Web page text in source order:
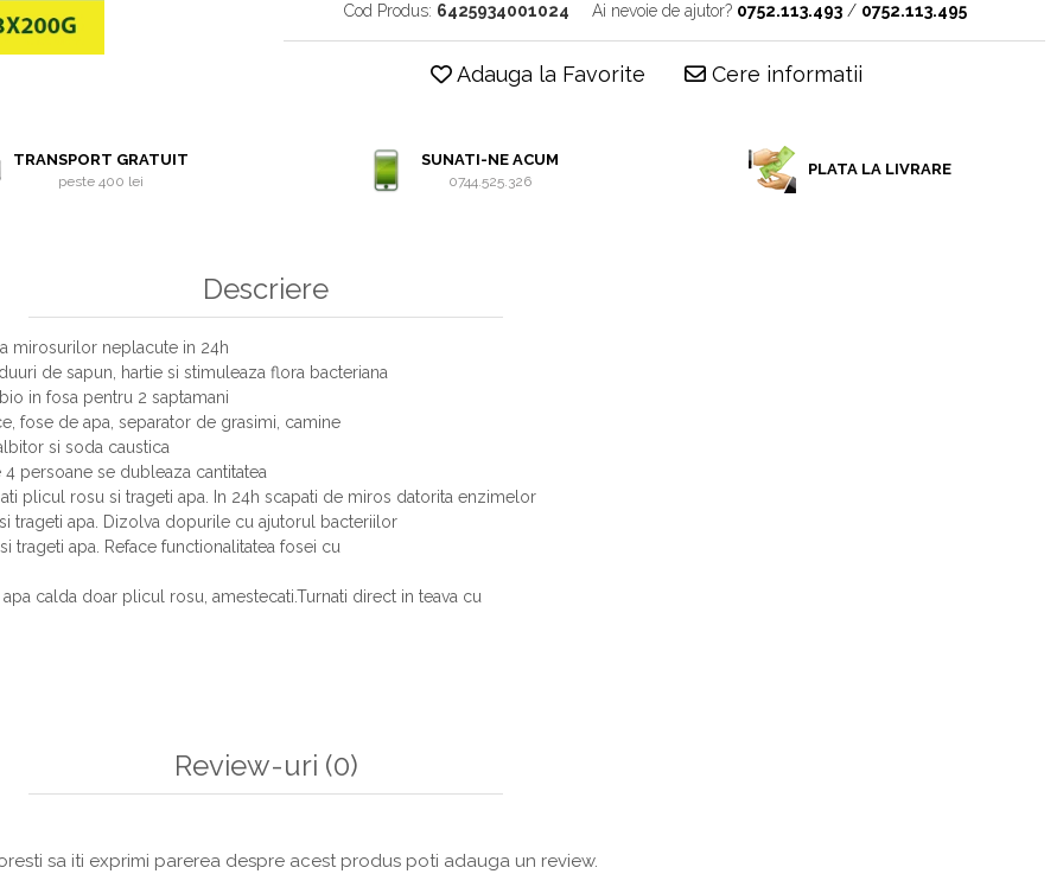
Cod Produs: 6425934001024 Ai nevoie de ajutor? 0752.113.493 / 0752.113.495
Adauga la Favorite Cere informatii
TRANSPORT GRATUIT
peste 400 lei
SUNATI-NE ACUM
0744.525.326
PLATA LA LIVRARE
Descriere
mirosurilor neplacute in 24h
de sapun, hartie si stimuleaza flora bacteriana
in fosa pentru 2 saptamani
fose de apa, separator de grasimi, camine
si soda caustica
persoane se dubleaza cantitatea
plicul rosu si trageti apa. In 24h scapati de miros datorita enzimelor
trageti apa. Dizolva dopurile cu ajutorul bacteriilor
trageti apa. Reface functionalitatea fosei cu
calda doar plicul rosu, amestecati.Turnati direct in teava cu
Review-uri (0)
sa iti exprimi parerea despre acest produs poti adauga un review.